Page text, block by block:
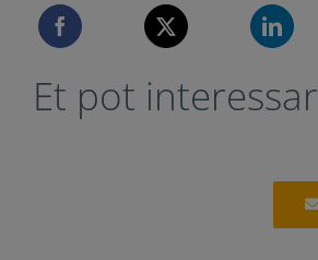
Et pot interessar